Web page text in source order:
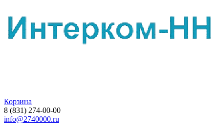
Корзина
8 (831) 274-00-00
info@2740000.ru